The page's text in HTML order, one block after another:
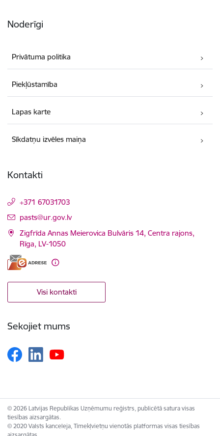
Noderīgi
Privātuma politika
Piekļūstamība
Lapas karte
Sīkdatņu izvēles maiņa
Kontakti
+371 67031703
E-pasts:
pasts@ur.gov.lv
Zigfrīda Annas Meierovica Bulvāris 14, Centra rajons,
Rīga, LV-1050
Visi kontakti
Sekojiet mums
© 2026 Latvijas Republikas Uzņēmumu reģistrs, publicētā satura visas
tiesības aizsargātas.
© 2020 Valsts kanceleja, Tīmekļvietņu vienotās platformas visas tiesības